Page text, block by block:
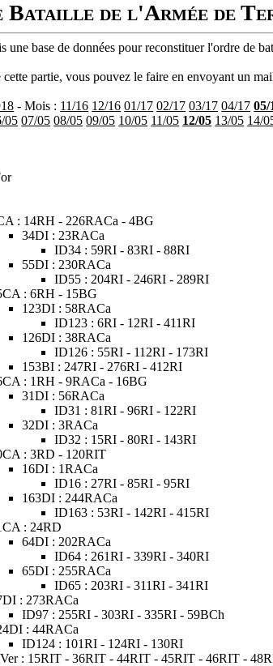
de l'Armée de
une base de données pour reconstituer l'ordre de
partie, vous pouvez le faire en envoyant un
- Mois : 11/16 12/16 01/17 02/17 03/17 04/17 05/
05 07/05 08/05 09/05 10/05 11/05 12/05 13/05 14/
: 14RH - 226RACa - 4BG
34DI : 23RACa
ID34 : 59RI - 83RI - 88RI
55DI : 230RACa
ID55 : 204RI - 246RI - 289RI
: 6RH - 15BG
123DI : 58RACa
ID123 : 6RI - 12RI - 411RI
126DI : 38RACa
ID126 : 55RI - 112RI - 173RI
153BI : 247RI - 276RI - 412RI
: 1RH - 9RACa - 16BG
31DI : 56RACa
ID31 : 81RI - 96RI - 122RI
32DI : 3RACa
ID32 : 15RI - 80RI - 143RI
: 3RD - 120RIT
16DI : 1RACa
ID16 : 27RI - 85RI - 95RI
163DI : 244RACa
ID163 : 53RI - 142RI - 415RI
: 24RD
64DI : 202RACa
ID64 : 261RI - 339RI - 340RI
65DI : 255RACa
ID65 : 203RI - 311RI - 341RI
: 273RACa
ID97 : 255RI - 303RI - 335RI - 59BCh
: 44RACa
ID124 : 101RI - 124RI - 130RI
: 15RIT - 36RIT - 44RIT - 45RIT - 46RIT -